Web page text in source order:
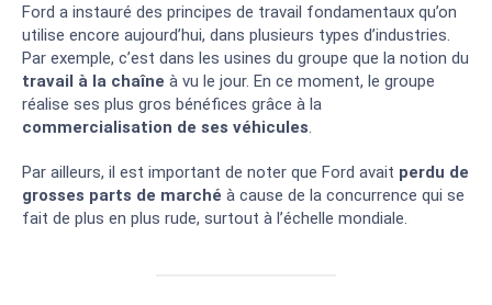
Ford a instauré des principes de travail fondamentaux qu’on
utilise encore aujourd’hui, dans plusieurs types d’industries.
Par exemple, c’est dans les usines du groupe que la notion du
travail à la chaîne à vu le jour. En ce moment, le groupe
réalise ses plus gros bénéfices grâce à la
commercialisation de ses véhicules.
Par ailleurs, il est important de noter que Ford avait perdu de
grosses parts de marché à cause de la concurrence qui se
fait de plus en plus rude, surtout à l’échelle mondiale.